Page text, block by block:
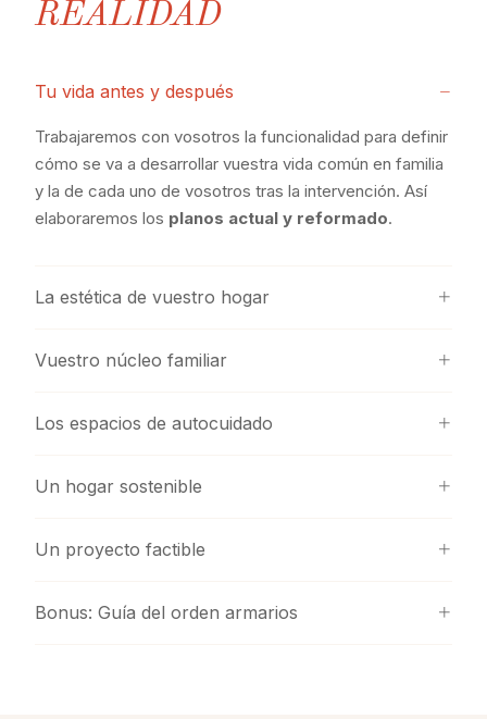
REALIDAD
Tu vida antes y después
Trabajaremos con vosotros la funcionalidad para definir
cómo se va a desarrollar vuestra vida común en familia
y la de cada uno de vosotros tras la intervención. Así
elaboraremos los planos actual y reformado.
La estética de vuestro hogar
Vuestro núcleo familiar
Los espacios de autocuidado
Un hogar sostenible
Un proyecto factible
Bonus: Guía del orden armarios